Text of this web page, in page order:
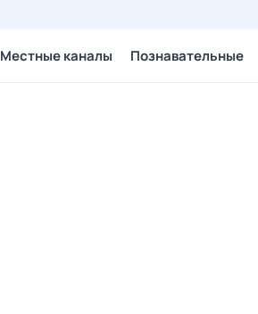
Местные каналы Познавательные